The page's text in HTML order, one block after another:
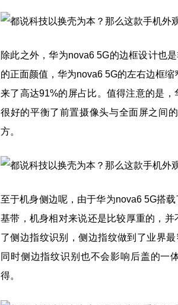
除此之外，华为nova6 5G的边框设计也
的正面颜值，华为nova6 5G的左右边框
来了高达91%的屏占比。值得注意的是，
很好的平衡了前置摄像头与全面屏之间
方。
至于机身侧边呢，由于华为nova6 5G搭
基带，机身相对来说还是比较厚重的，
了侧边指纹识别，侧边指纹做到了业界
同时侧边指纹识别也不会影响后盖的一
得。